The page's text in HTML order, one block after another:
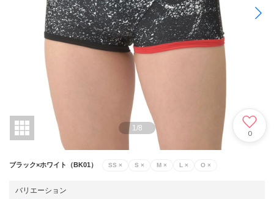
1 /8
0
ブラック×ホワイト（BK01） SS × S × M × L × O ×
バリエーション